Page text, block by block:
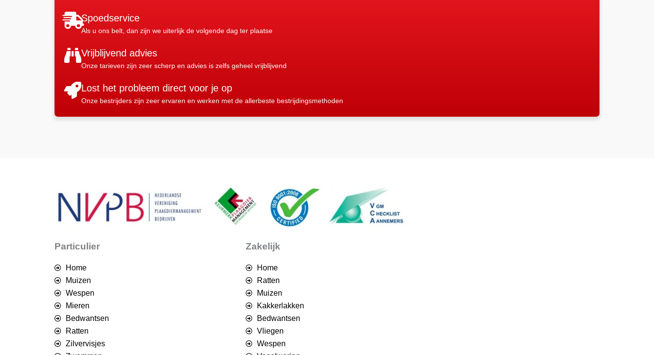
Spoedservice
Als u ons belt, dan zijn we uiterlijk de volgende dag ter plaatse
Vrijblijvend advies
Onze tarieven zijn zeer scherp en advies is zelfs geheel vrijblijvend
Lost het probleem direct voor je op
Onze bestrijders zijn zeer ervaren en werken met de allerbeste bestrijdingsmethoden
Particulier
Home
Muizen
Wespen
Mieren
Bedwantsen
Ratten
Zilvervisjes
Zakelijk
Home
Ratten
Muizen
Kakkerlakken
Bedwantsen
Vliegen
Wespen